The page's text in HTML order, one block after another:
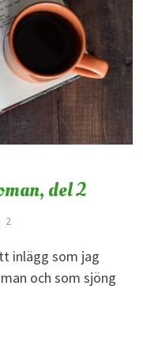
del 2
2
inlägg som jag
och som sjöng